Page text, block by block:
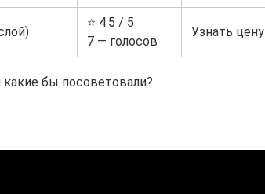
⭐ 4.5 / 5
7 — голосов
Узнать цену
бы посоветовали?